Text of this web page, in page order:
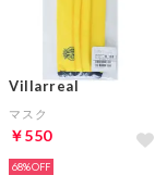
Villarreal
マスク
￥550
68%